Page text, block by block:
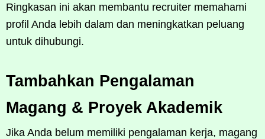
Ringkasan ini akan membantu recruiter memahami
profil Anda lebih dalam dan meningkatkan peluang
untuk dihubungi.
Tambahkan Pengalaman
Magang & Proyek Akademik
Jika Anda belum memiliki pengalaman kerja, magang